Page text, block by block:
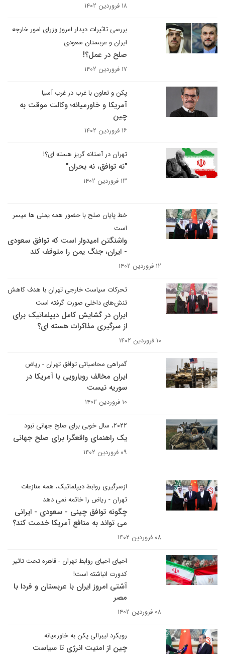
۱۸ فروردین ۱۴۰۲
بررسی تاثیرات دیدار امروز وزرای امور خارجه
ایران و عربستان سعودی
صلح در عمل؟!
۱۷ فروردین ۱۴۰۲
پکن و تعاون با غرب در غرب آسیا
آمریکا و خاورمیانه؛ وکالت موقت به
چین
۱۶ فروردین ۱۴۰۲
تهران در آستانه گریز هسته ای؟!
"نه توافق، نه بحران"
۱۳ فروردین ۱۴۰۲
خط پایان صلح با حضور همه یمنی ها میسر
است
واشنگتن امیدوار است که توافق سعودی
- ایران، جنگ یمن را متوقف کند
۱۲ فروردین ۱۴۰۲
تحرکات سیاست خارجی تهران با هدف کاهش
تنش‌های داخلی صورت گرفته است
ایران در گشایش کامل دیپلماتیک برای
از سرگیری مذاکرات هسته ای؟
۱۰ فروردین ۱۴۰۲
گمراهی محاسباتی توافق تهران - ریاض
ایران مخالف رویارویی با آمریکا در
سوریه نیست
۱۰ فروردین ۱۴۰۲
۲۰۲۲، سال خوبی برای صلح جهانی نبود
یک راهنمای واقعگرا برای صلح جهانی
۰۹ فروردین ۱۴۰۲
ازسرگیری روابط دیپلماتیک، همه منازعات
تهران - ریاض را خاتمه نمی دهد
چگونه توافق چینی - سعودی - ایرانی
می تواند به منافع آمریکا خدمت کند؟
۰۸ فروردین ۱۴۰۲
احیای احیای روابط تهران - قاهره تحت تاثیر
کدورت انباشته است!
آشتی امروز ایران با عربستان و فردا با
مصر
۰۸ فروردین ۱۴۰۲
رویکرد لیبرالی پکن به خاورمیانه
چین از امنیت انرژی تا سیاست